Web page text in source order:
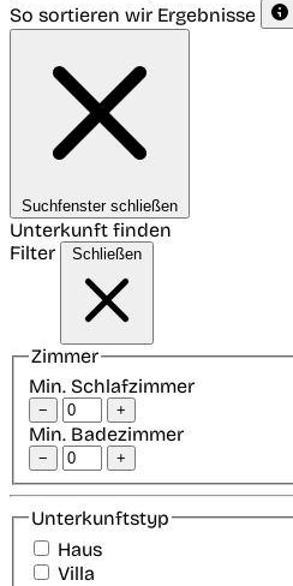
So sortieren wir Ergebnisse
Suchfenster schließen
Unterkunft finden
Filter
Schließen
Zimmer
Min. Schlafzimmer
− +
Min. Badezimmer
− +
Unterkunftstyp
Haus
Villa